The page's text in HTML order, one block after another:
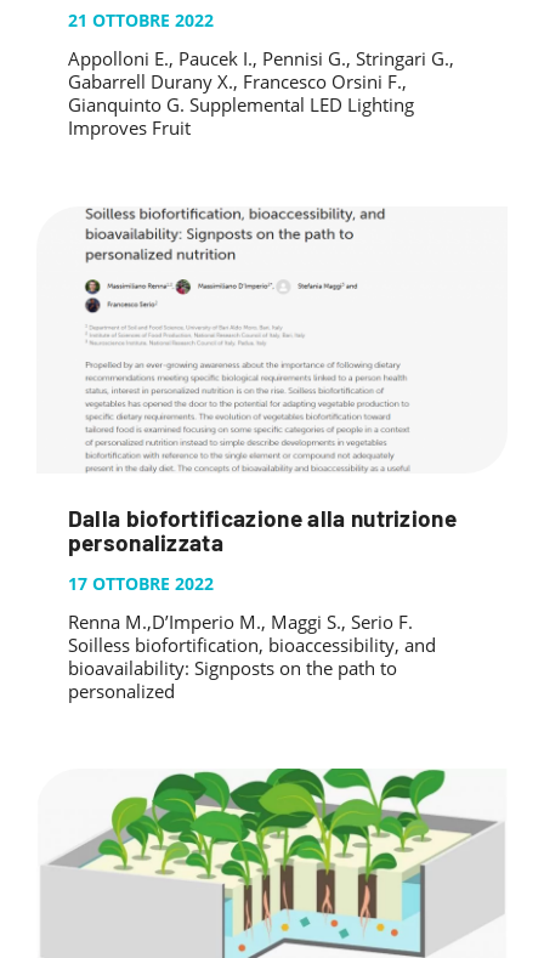
21 OTTOBRE 2022
Appolloni E., Paucek I., Pennisi G., Stringari G.,
Gabarrell Durany X., Francesco Orsini F.,
Gianquinto G. Supplemental LED Lighting
Improves Fruit
Dalla biofortificazione alla nutrizione
personalizzata
17 OTTOBRE 2022
Renna M.,D’Imperio M., Maggi S., Serio F.
Soilless biofortification, bioaccessibility, and
bioavailability: Signposts on the path to
personalized